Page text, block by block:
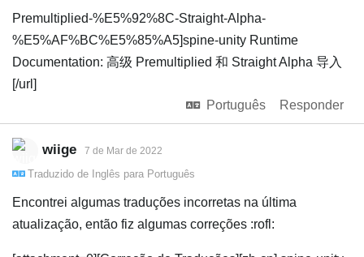
Premultiplied-%E5%92%8C-Straight-Alpha-
%E5%AF%BC%E5%85%A5]spine-unity Runtime
Documentation: 高级 Premultiplied 和 Straight Alpha 导入
[/url]
Português
Responder
wiige 7 de Mar de 2022
Traduzido de Inglês para Português
Encontrei algumas traduções incorretas na última
atualização, então fiz algumas correções :rofl: